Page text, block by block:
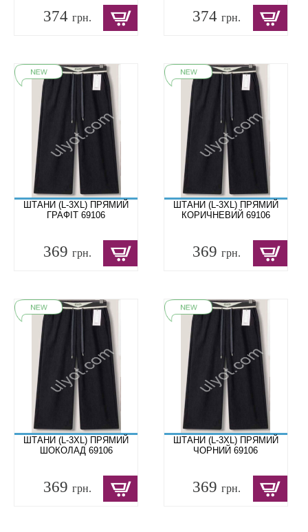
374 грн. 374грн.
ШТАНИ (L-3XL) ПРЯМИЙ
ГРАФІТ 69106
369 грн.
ШТАНИ (L-3XL) ПРЯМИЙ
КОРИЧНЕВИЙ 69106
369грн.
ШТАНИ (L-3XL) ПРЯМИЙ
ШОКОЛАД 69106
369 грн.
ШТАНИ (L-3XL) ПРЯМИЙ
ЧОРНИЙ 69106
369грн.